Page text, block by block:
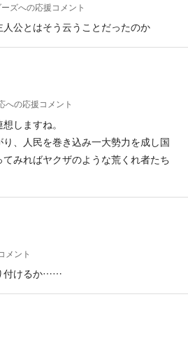
ズへの応援コメント
公とはそう云うことだったのか
への応援コメント
しますね。
、人民を巻き込み一大勢力を成し国
みればヤクザのような荒くれ者たち
メント
付けるか……